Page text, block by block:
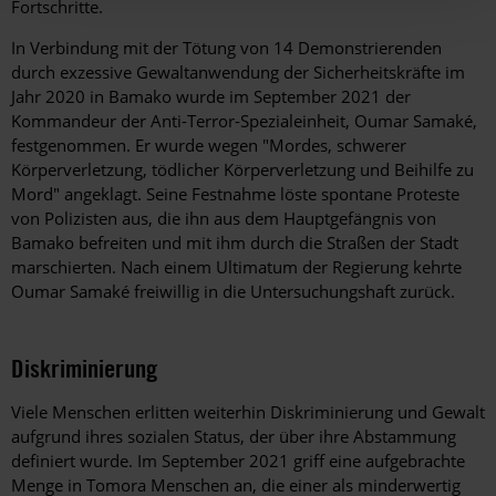
Fortschritte.
In Verbindung mit der Tötung von 14 Demonstrierenden
durch exzessive Gewaltanwendung der Sicherheitskräfte im
Jahr 2020 in Bamako wurde im September 2021 der
Kommandeur der Anti-Terror-Spezialeinheit, Oumar Samaké,
festgenommen. Er wurde wegen "Mordes, schwerer
Körperverletzung, tödlicher Körperverletzung und Beihilfe zu
Mord" angeklagt. Seine Festnahme löste spontane Proteste
von Polizisten aus, die ihn aus dem Hauptgefängnis von
Bamako befreiten und mit ihm durch die Straßen der Stadt
marschierten. Nach einem Ultimatum der Regierung kehrte
Oumar Samaké freiwillig in die Untersuchungshaft zurück.
Diskriminierung
Viele Menschen erlitten weiterhin Diskriminierung und Gewalt
aufgrund ihres sozialen Status, der über ihre Abstammung
definiert wurde. Im September 2021 griff eine aufgebrachte
Menge in Tomora Menschen an, die einer als minderwertig